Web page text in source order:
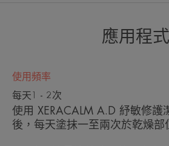
• 補充脂質：緩解非常乾燥、容
• Avene 抗敏活泉水帶來舒緩效
环境
*因皮膚乾燥
應用程式
使用頻率
每天1 - 2次
使用 XERACALM A.D 紓敏修護
後，每天塗抹一至兩次於乾燥部